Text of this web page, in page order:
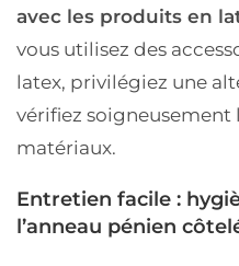
avec les produits en
vous utilisez des
latex, privilégiez une
vérifiez soigneusement
matériaux.
Entretien facile :
l’anneau pénien